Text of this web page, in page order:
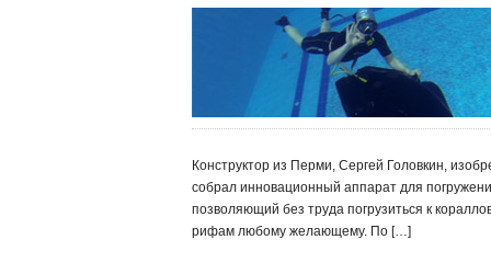
Конструктор из Перми, Сергей Головкин,
собрал инновационный аппарат для
позволяющий без труда погрузиться к
рифам любому желающему. По […]